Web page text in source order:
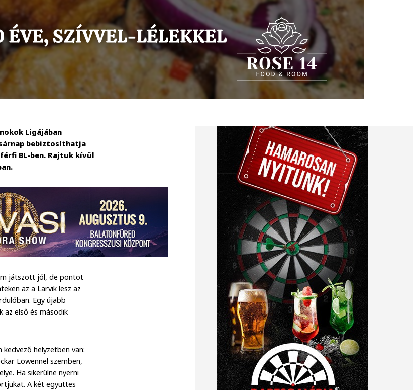
Ligájában
bebiztosíthatja
BL-ben. Rajtuk kívül
játszott jól, de pontot
az a Larvik lesz az
Egy újabb
az első és második
helyzetben van:
Löwennel szemben,
Ha sikerülne nyerni
A két együttes